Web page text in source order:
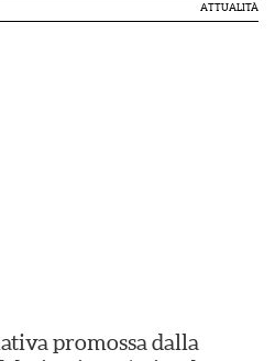
ATTUALITÀ
promossa dalla